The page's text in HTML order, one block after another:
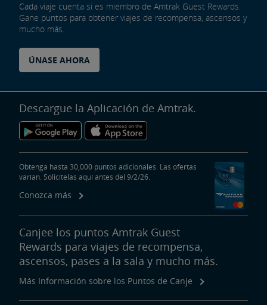
Cada viaje cuenta si es miembro de Amtrak Guest Rewards.
Gane puntos para obtener viajes de recompensa, ascensos y
mucho más.
ÚNASE AHORA
Descargue la Aplicación de Amtrak.
Obtenga hasta 30,000 puntos adicionales. Las ofertas
varían. Solicítelas aquí antes del 9/2/26.
Conozca más
Canjee los puntos Amtrak Guest
Rewards para viajes de recompensa,
ascensos, pases a la sala y mucho más.
Más Información sobre los Puntos de Canje